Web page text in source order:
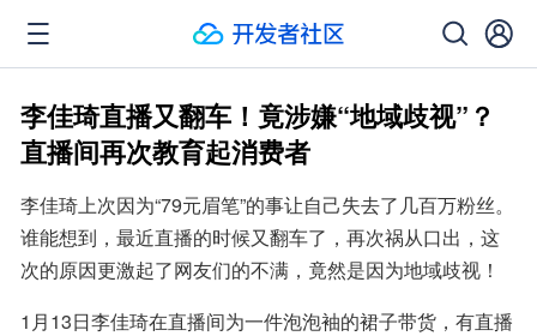
李佳琦直播又翻车！竟涉嫌“地域歧视”？
直播间再次教育起消费者
李佳琦上次因为“79元眉笔”的事让自己失去了几百万粉丝。
谁能想到，最近直播的时候又翻车了，再次祸从口出，这
次的原因更激起了网友们的不满，竟然是因为地域歧视！
1月13日李佳琦在直播间为一件泡泡袖的裙子带货，有直播